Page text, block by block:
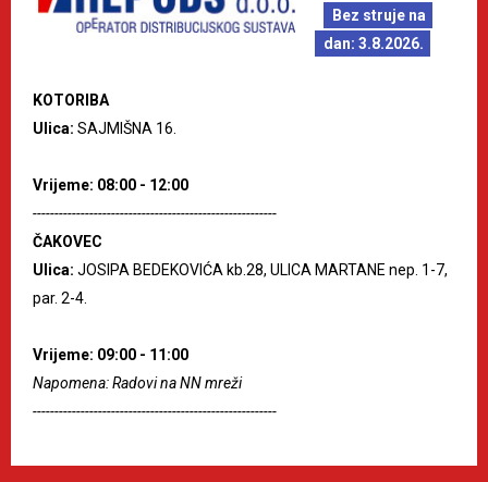
Bez struje na
dan: 3.8.2026.
KOTORIBA
Ulica: SAJMIŠNA 16.
Vrijeme: 08:00 - 12:00
--------------------------------------------------------
ČAKOVEC
Ulica: JOSIPA BEDEKOVIĆA kb.28, ULICA MARTANE nep. 1-7,
par. 2-4.
Vrijeme: 09:00 - 11:00
Napomena: Radovi na NN mreži
--------------------------------------------------------